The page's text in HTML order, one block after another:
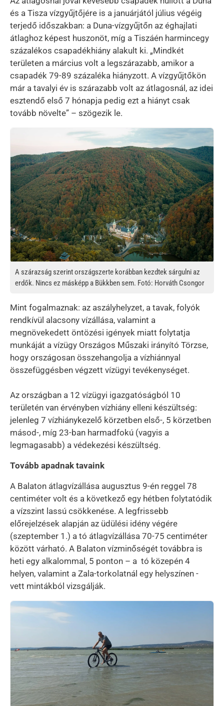
és a Tisza vízgyűjtőjére is a januárjától július végéig
terjedő időszakban: a Duna-vízgyűjtőn az éghajlati
átlaghoz képest huszonöt, míg a Tiszáén harmincegy
százalékos csapadékhiány alakult ki. „Mindkét
területen a március volt a legszárazabb, amikor a
csapadék 79-89 százaléka hiányzott. A vízgyűjtőkön
már a tavalyi év is szárazabb volt az átlagosnál, az idei
esztendő első 7 hónapja pedig ezt a hiányt csak
tovább növelte” – szögezik le.
A szárazság szerint országszerte korábban kezdtek sárgulni az
erdők. Nincs ez másképp a Bükkben sem. Fotó: Horváth Csongor
Mint fogalmaznak: az aszályhelyzet, a tavak, folyók
rendkívül alacsony vízállása, valamint a
megnövekedett öntözési igények miatt folytatja
munkáját a vízügy Országos Műszaki irányító Törzse,
hogy országosan összehangolja a vízhiánnyal
összefüggésben végzett vízügyi tevékenységet.
Az országban a 12 vízügyi igazgatóságból 10
területén van érvényben vízhiány elleni készültség:
jelenleg 7 vízhiánykezelő körzetben első-, 5 körzetben
másod-, míg 23-ban harmadfokú (vagyis a
legmagasabb) a védekezési készültség.
Tovább apadnak tavaink
A Balaton átlagvízállása augusztus 9-én reggel 78
centiméter volt és a következő egy hétben folytatódik
a vízszint lassú csökkenése. A legfrissebb
előrejelzések alapján az üdülési idény végére
(szeptember 1.) a tó átlagvízállása 70-75 centiméter
között várható. A Balaton vízminőségét továbbra is
heti egy alkalommal, 5 ponton – a tó közepén 4
helyen, valamint a Zala-torkolatnál egy helyszínen -
vett mintákból vizsgálják.
Kép